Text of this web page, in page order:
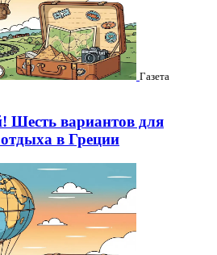
Газета
Шесть вариантов для
в Греции